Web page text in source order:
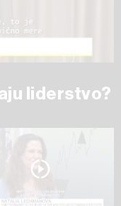
liderstvo?